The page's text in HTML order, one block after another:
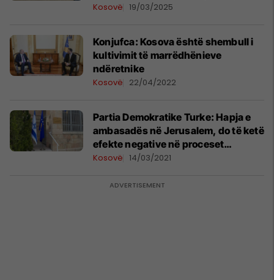
konstruktiv për të ardhmen e
Kosovë 19/03/2025
Konjufca: Kosova është shembull i
kultivimit të marrëdhënieve
ndëretnike
Kosovë 22/04/2022
Partia Demokratike Turke: Hapja e
ambasadës në Jerusalem, do të ketë
efekte negative në proceset
diplomatike mes Kosovës dhe
Kosovë 14/03/2021